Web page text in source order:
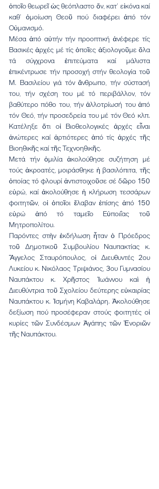
ὁποῖο θεωρεῖ ὡς θεόπλαστο ὄν, κατ’ εἰκόνα καί
καθ’ ὁμοίωση Θεοῦ πού διαφέρει ἀπό τόν
Οὐμανισμό.
Μέσα ἀπό αὐτήν τήν προοπτική ἀνέφερε τίς
Βασικές ἀρχές μέ τίς ὁποῖες ἀξιολογοῦμε ὅλα
τά σύγχρονα ἐπιτεύματα καί μάλιστα
ἐπικέντρωσε τήν προσοχή στήν θεολογία τοῦ
Μ. Βασιλείου γιά τόν ἄνθρωπο, τήν σύστασή
του, τήν σχέση του μέ τό περιβάλλον, τόν
βαθύτερο πόθο του, τήν ἀλλοτρίωσή του ἀπό
τόν Θεό, τήν προσεδρεία του μέ τόν Θεό κλπ.
Κατέληξε ὅτι οἱ Βιοθεολογικές ἀρχές εἶναι
ἀνώτερες καί ἀρτιότερες ἀπό τίς ἀρχές τῆς
Βιοηθικῆς καί τῆς Τεχνοηθικῆς.
Μετά τήν ὁμιλία ἀκολούθησε συζήτηση μέ
τούς ἀκροατές, μοιράσθηκε ἡ βασιλόπιτα, τῆς
ὁποίας τό φλουρί ἀντιστοιχοῦσε σέ δῶρο 150
εὐρώ, καί ἀκολούθησε ἡ κλήρωση τεσσάρων
φοιτητῶν, οἱ ὁποῖοι ἔλαβαν ἐπίσης ἀπό 150
εὐρώ ἀπό τό ταμεῖο Εὐποιΐας τοῦ
Μητροπολίτου.
Παρόντες στὴν ἐκδήλωση ἦταν ὁ Πρόεδρος
τοῦ Δημοτικοῦ Συμβουλίου Ναυπακτίας κ.
Ἄγγελος Σταυρόπουλος, οἱ Διευθυντές 2ου
Λυκείου κ. Νικόλαος Τριψιάνος, 3ου Γυμνασίου
Ναυπάκτου κ. Χρῆστος Ἰωάννου καὶ ἡ
Διευθύντρια τοῦ Σχολείου δεύτερης εὐκαιρίας
Ναυπάκτου κ. Ἰσμήνη Καβαλάρη. Ἀκολούθησε
δεξίωση πού προσέφεραν στούς φοιτητές οἱ
κυρίες τῶν Συνδέσμων Ἀγάπης τῶν Ἐνοριῶν
τῆς Ναυπάκτου.